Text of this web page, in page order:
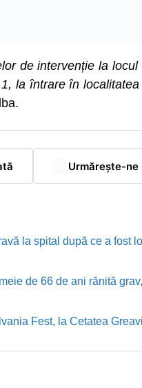
de intervenție la
la întrare în
Urmărește-ne
la spital după ce a fost
de 66 de ani rănită
Fest, la Cetatea